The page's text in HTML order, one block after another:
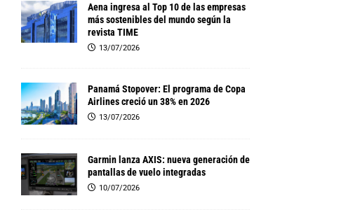
Aena ingresa al Top 10 de las empresas
más sostenibles del mundo según la
revista TIME
13/07/2026
Panamá Stopover: El programa de Copa
Airlines creció un 38% en 2026
13/07/2026
Garmin lanza AXIS: nueva generación de
pantallas de vuelo integradas
10/07/2026